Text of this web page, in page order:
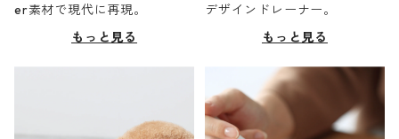
er素材で現代に再現。
もっと見る
デザインドレーナー。
もっと見る